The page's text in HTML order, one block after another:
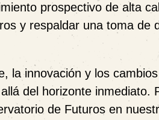
prospectivo de alta
y respaldar una toma de
la innovación y los
del horizonte inmediato.
de Futuros en